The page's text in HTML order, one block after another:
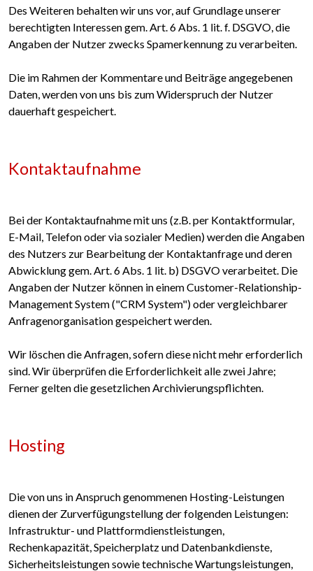
Des Weiteren behalten wir uns vor, auf Grundlage unserer
berechtigten Interessen gem. Art. 6 Abs. 1 lit. f. DSGVO, die
Angaben der Nutzer zwecks Spamerkennung zu verarbeiten.
Die im Rahmen der Kommentare und Beiträge angegebenen
Daten, werden von uns bis zum Widerspruch der Nutzer
dauerhaft gespeichert.
Kontaktaufnahme
Bei der Kontaktaufnahme mit uns (z.B. per Kontaktformular,
E-Mail, Telefon oder via sozialer Medien) werden die Angaben
des Nutzers zur Bearbeitung der Kontaktanfrage und deren
Abwicklung gem. Art. 6 Abs. 1 lit. b) DSGVO verarbeitet. Die
Angaben der Nutzer können in einem Customer-Relationship-
Management System ("CRM System") oder vergleichbarer
Anfragenorganisation gespeichert werden.
Wir löschen die Anfragen, sofern diese nicht mehr erforderlich
sind. Wir überprüfen die Erforderlichkeit alle zwei Jahre;
Ferner gelten die gesetzlichen Archivierungspflichten.
Hosting
Die von uns in Anspruch genommenen Hosting-Leistungen
dienen der Zurverfügungstellung der folgenden Leistungen:
Infrastruktur- und Plattformdienstleistungen,
Rechenkapazität, Speicherplatz und Datenbankdienste,
Sicherheitsleistungen sowie technische Wartungsleistungen,